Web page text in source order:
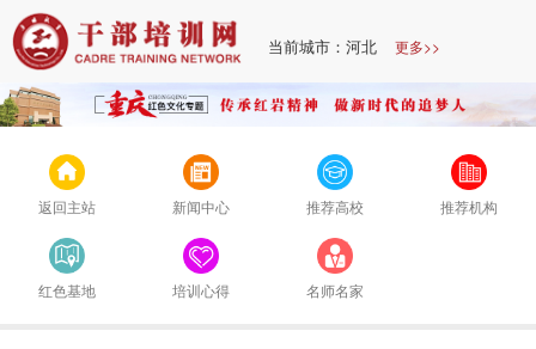
当前城市：河北 更多>>
返回主站 新闻中心 推荐高校 推荐机构
红色基地 培训心得 名师名家